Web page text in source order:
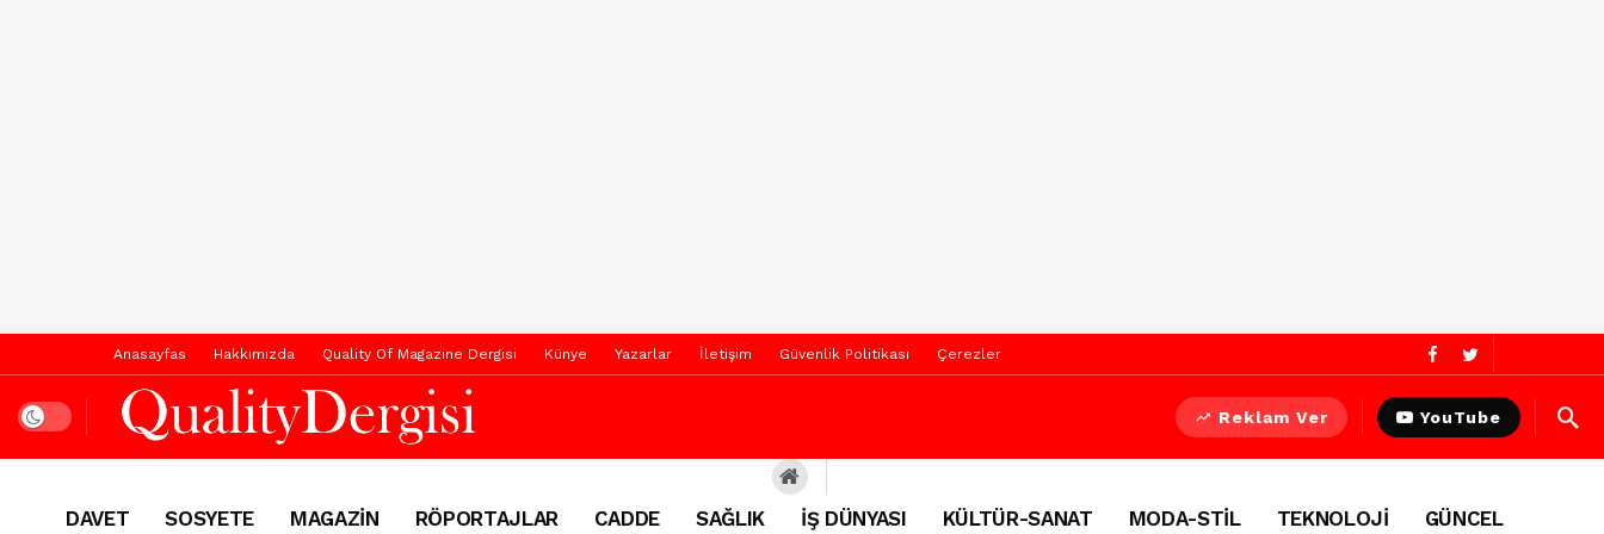
Anasayfas Hakkımızda Quality Of Magazine Dergisi Künye Yazarlar İletişim Güvenlik Politikası Çerezler
Dark mode Reklam Ver YouTube
DAVET SOSYETE MAGAZİN RÖPORTAJLAR CADDE SAĞLIK İŞ DÜNYASI KÜLTÜR-SANAT MODA-STİL TEKNOLOJİ GÜNCEL